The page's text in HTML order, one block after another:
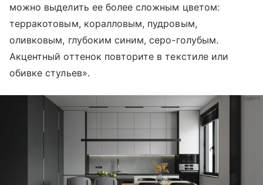
можно выделить ее более сложным цветом:
терракотовым, коралловым, пудровым,
оливковым, глубоким синим, серо-голубым.
Акцентный оттенок повторите в текстиле или
обивке стульев».